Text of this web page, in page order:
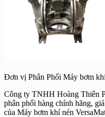
Đơn vị Phân Phối Máy bơm
Công ty TNHH Hoàng Thiên
phân phối hàng chính hãng,
của Máy bơm khí nén